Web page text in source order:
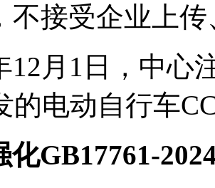
不接受企业上
12 月 1 日，中心
的电动自行车
化GB17761-